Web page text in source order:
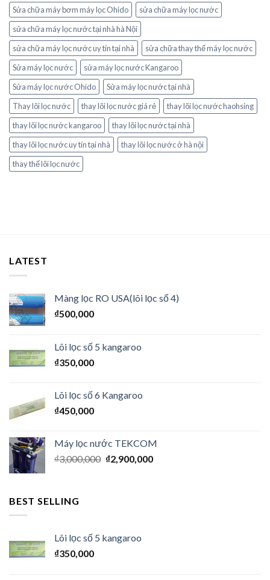
Sửa chữa máy bơm máy lọc Ohido
sửa chữa máy lọc nước
sửa chữa máy lọc nước tại nhà hà Nội
sửa chữa máy lọc nước uy tín tại nhà
sửa chữa thay thế máy lọc nước
Sửa máy lọc nước
sửa máy lọc nước Kangaroo
Sửa máy lọc nước Ohido
Sửa máy lọc nước tại nhà
Thay lõi lọc nước
thay lõi lọc nước giá rẻ
thay lõi lọc nước haohsing
thay lõi lọc nước kangaroo
thay lõi lọc nước tại nhà
thay lõi lọc nước uy tín tại nhà
thay lõi lọc nước ở hà nội
thay thế lõi lọc nước
LATEST
Màng lọc RO USA(lõi lọc số 4)
₫500,000
Lõi lọc số 5 kangaroo
₫350,000
Lõi lọc số 6 Kangaroo
₫450,000
Máy lọc nước TEKCOM
₫3,000,000 ₫2,900,000
BEST SELLING
Lõi lọc số 5 kangaroo
₫350,000